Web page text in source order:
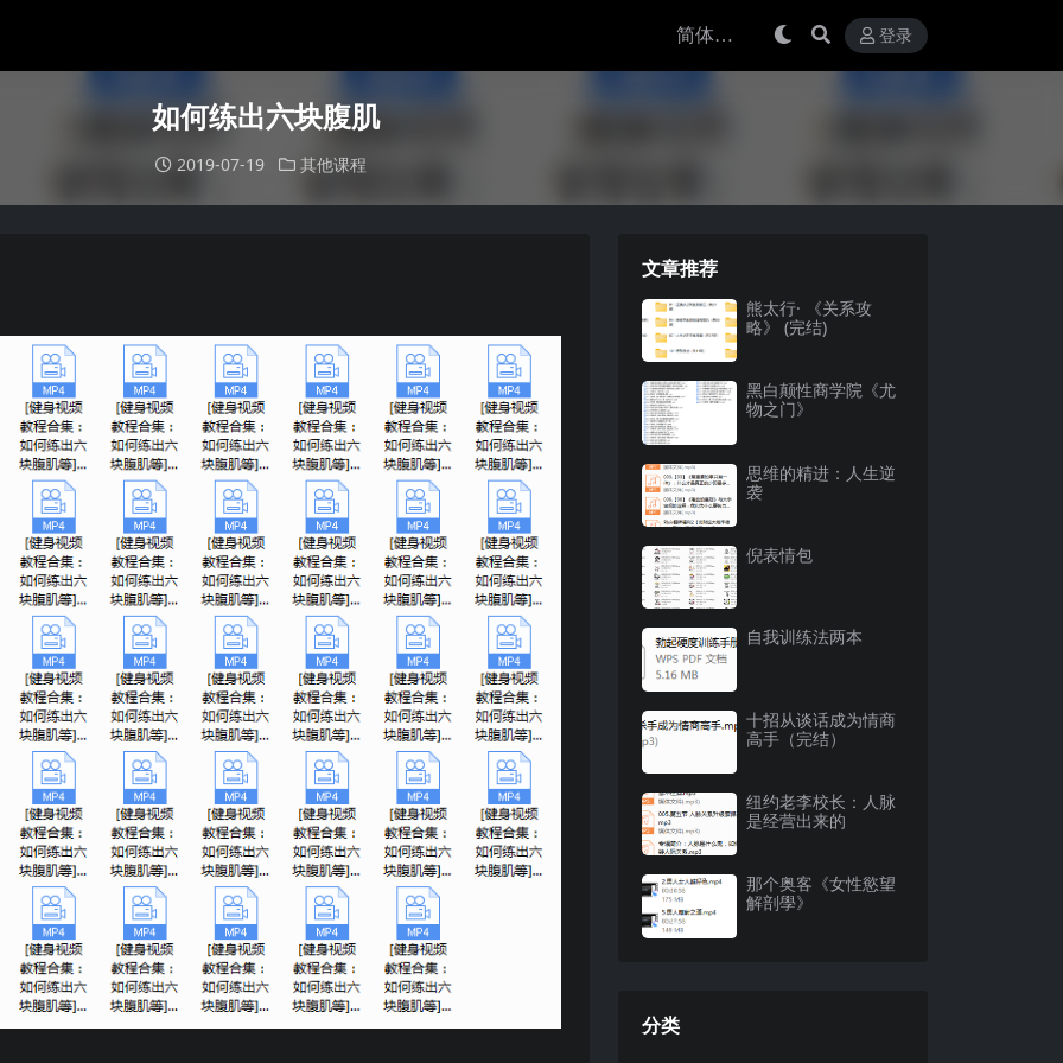
登录
如何练出六块腹肌
2019-07-19 其他课程
文章推荐
熊太行· 《关系攻
略》 (完结)
黑白颠性商学院《尤
物之门》
思维的精进：人生逆
袭
倪表情包
自我训练法两本
十招从谈话成为情商
高手（完结）
纽约老李校长：人脉
是经营出来的
那个奥客《女性慾望
解剖學》
分类